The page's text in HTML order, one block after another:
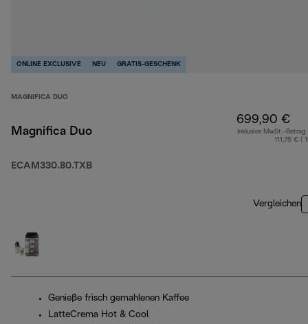
ONLINE EXCLUSIVE NEU GRATIS-GESCHENK
MAGNIFICA DUO
Magnifica Duo
ECAM330.80.TXB
699,90 €
Inklusive MwSt.-Betrag
111,75 € (
Vergleichen
Genieße frisch gemahlenen Kaffee
LatteCrema Hot & Cool